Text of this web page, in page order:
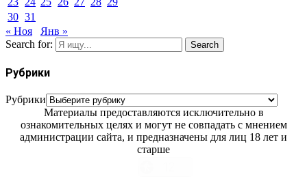
30 31
« Ноя
Янв »
Search for:
Search
Рубрики
Рубрики
Материалы предоставляются исключительно в
ознакомительных целях и могут не совпадать с мнением
администрации сайта, и предназначены для лиц 18 лет и
старше